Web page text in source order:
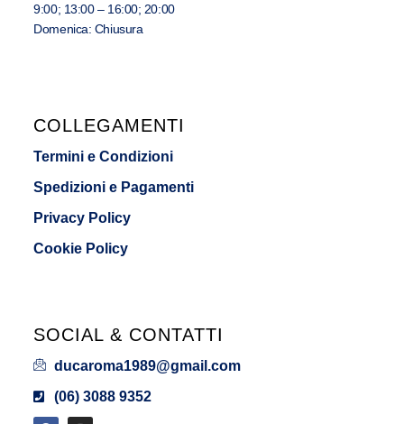
9:00; 13:00 – 16:00; 20:00
Domenica: Chiusura
COLLEGAMENTI
Termini e Condizioni
Spedizioni e Pagamenti
Privacy Policy
Cookie Policy
SOCIAL & CONTATTI
ducaroma1989@gmail.com
(06) 3088 9352